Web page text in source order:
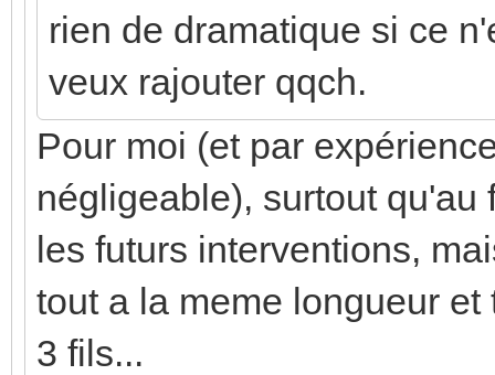
rien de dramatique si ce
veux rajouter qqch.
Pour moi (et par
négligeable), surtout
les futurs interventions,
tout a la meme longueur
3 fils...